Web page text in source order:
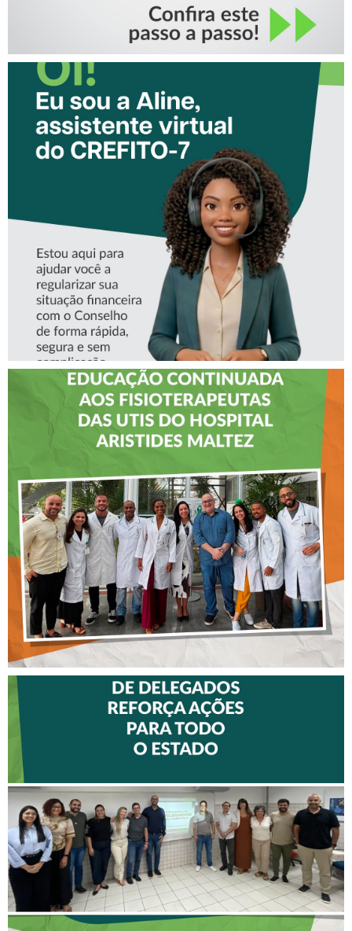
CONHEÇA A ‘ALINE’,
ASSISTENTE VIRTUAL DO
CREFITO-7
CREFITO-7 LEVA EDUCAÇÃO
CONTINUADA AOS
FISIOTERAPEUTAS DAS UTIs
DO HOSPITAL ARISTIDES
MALTEZ
DELEGADOS REFORÇA
AÇÕES PARA TODO O
ESTADO